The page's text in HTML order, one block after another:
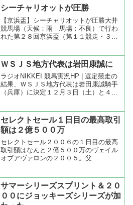
ＲＡ競馬学校で５日間（入退厩日を含め
７日間）の輸入検疫の...
シーチャリオットが圧勝
【京浜盃】シーチャリオットが圧勝大井
競馬場（天候：雨 馬場：不良）で行わ
れた第２８回京浜盃（第１１競走・３歳
オットが５番手からレースを進め、４コ
ーナーで先頭に並びかけ直...
ＷＳＪＳ地方代表は岩田康誠に
ラジオNIKKEI 競馬実況HP | 選定競走の
結果、ＷＳＪＳ地方代表は岩田康誠騎手
（兵庫）に決定１２月３日（土）と４日
ーズ（ＷＳＪＳ）の地方競馬代表騎手を
決定する「ワ...
セレクトセール１日目の最高取引
額は２億５００万
セレクトセール２００６の１日目の最高
取引額はなんと２億５００万のヴェイル
オブアヴァロンの２００５。父
にディープインパクト、伯母にレディブ
ロンド...
サマーシリーズスプリント＆２０
００にジョッキーズシリーズが加